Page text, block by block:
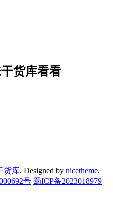
货库看看
货库. Designed by nicetheme.
号 蜀ICP备2023018979